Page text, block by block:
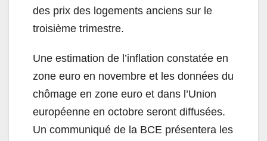
des prix des logements anciens sur le
troisième trimestre.
Une estimation de l’inflation constatée en
zone euro en novembre et les données du
chômage en zone euro et dans l’Union
européenne en octobre seront diffusées.
Un communiqué de la BCE présentera les